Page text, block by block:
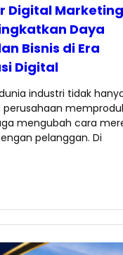
Digital Marketing
Daya
Bisnis di Era
Digital
industri tidak
mengubah cara
pelanggan. Di